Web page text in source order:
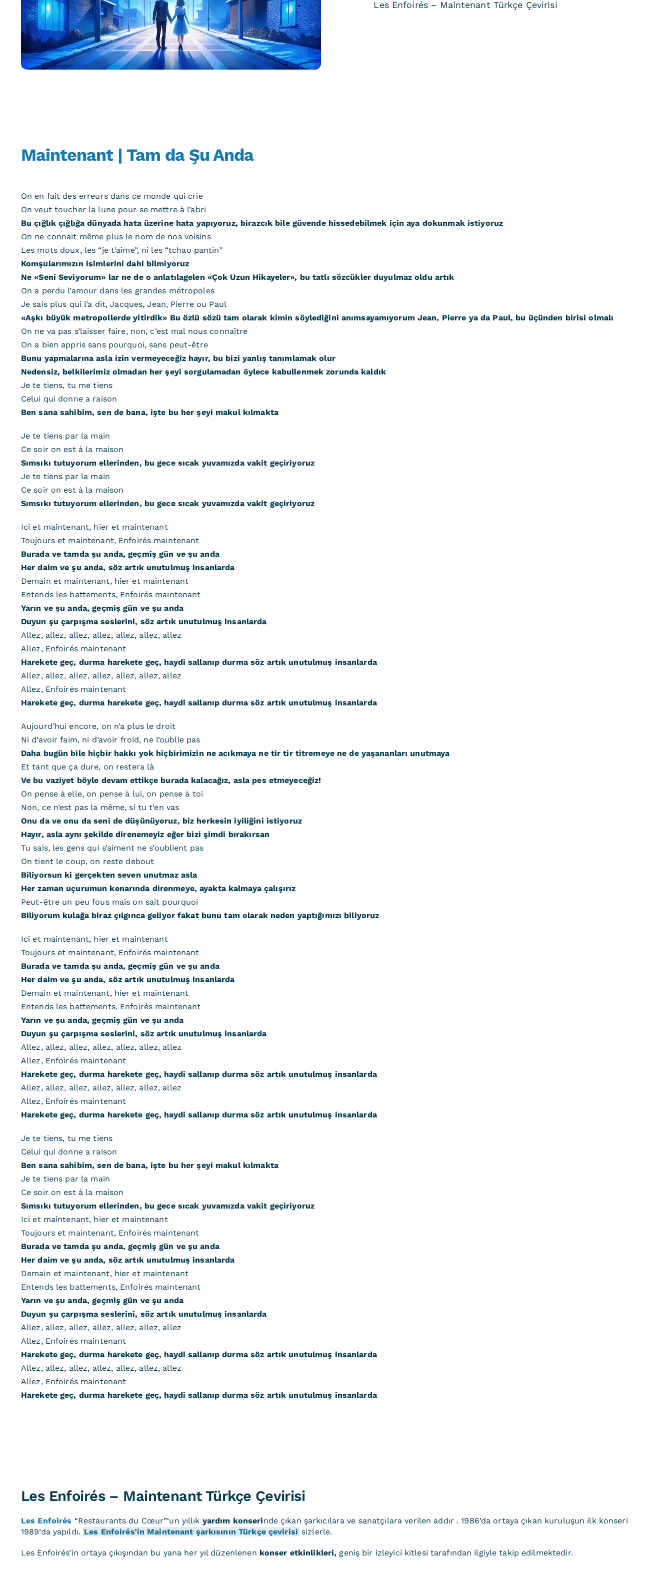
Les Enfoirés – Maintenant Türkçe Çevirisi
Maintenant | Tam da Şu Anda
On en fait des erreurs dans ce monde qui crie
On veut toucher la lune pour se mettre à l’abri
Bu çığlık çığlığa dünyada hata üzerine hata yapıyoruz, birazcık bile güvende hissedebilmek için aya dokunmak istiyoruz
On ne connait même plus le nom de nos voisins
Les mots doux, les “je t’aime”, ni les “tchao pantin”
Komşularımızın isimlerini dahi bilmiyoruz
Ne «Seni Seviyorum» lar ne de o anlatılagelen «Çok Uzun Hikayeler», bu tatlı sözcükler duyulmaz oldu artık
On a perdu l’amour dans les grandes métropoles
Je sais plus qui l’a dit, Jacques, Jean, Pierre ou Paul
«Aşkı büyük metropollerde yitirdik» Bu özlü sözü tam olarak kimin söylediğini anımsayamıyorum Jean, Pierre ya da Paul, bu üçünden birisi olmalı
On ne va pas s’laisser faire, non, c’est mal nous connaître
On a bien appris sans pourquoi, sans peut-être
Bunu yapmalarına asla izin vermeyeceğiz hayır, bu bizi yanlış tanımlamak olur
Nedensiz, belkilerimiz olmadan her şeyi sorgulamadan öylece kabullenmek zorunda kaldık
Je te tiens, tu me tiens
Celui qui donne a raison
Ben sana sahibim, sen de bana, işte bu her şeyi makul kılmakta
Je te tiens par la main
Ce soir on est à la maison
Sımsıkı tutuyorum ellerinden, bu gece sıcak yuvamızda vakit geçiriyoruz
Je te tiens par la main
Ce soir on est à la maison
Sımsıkı tutuyorum ellerinden, bu gece sıcak yuvamızda vakit geçiriyoruz
Ici et maintenant, hier et maintenant
Toujours et maintenant, Enfoirés maintenant
Burada ve tamda şu anda, geçmiş gün ve şu anda
Her daim ve şu anda, söz artık unutulmuş insanlarda
Demain et maintenant, hier et maintenant
Entends les battements, Enfoirés maintenant
Yarın ve şu anda, geçmiş gün ve şu anda
Duyun şu çarpışma seslerini, söz artık unutulmuş insanlarda
Allez, allez, allez, allez, allez, allez, allez
Allez, Enfoirés maintenant
Harekete geç, durma harekete geç, haydi sallanıp durma söz artık unutulmuş insanlarda
Allez, allez, allez, allez, allez, allez, allez
Allez, Enfoirés maintenant
Harekete geç, durma harekete geç, haydi sallanıp durma söz artık unutulmuş insanlarda
Aujourd’hui encore, on n’a plus le droit
Ni d’avoir faim, ni d’avoir froid, ne l’oublie pas
Daha bugün bile hiçbir hakkı yok hiçbirimizin ne acıkmaya ne tir tir titremeye ne de yaşananları unutmaya
Et tant que ça dure, on restera là
Ve bu vaziyet böyle devam ettikçe burada kalacağız, asla pes etmeyeceğiz!
On pense à elle, on pense à lui, on pense à toi
Non, ce n’est pas la même, si tu t’en vas
Onu da ve onu da seni de düşünüyoruz, biz herkesin iyiliğini istiyoruz
Hayır, asla aynı şekilde direnemeyiz eğer bizi şimdi bırakırsan
Tu sais, les gens qui s’aiment ne s’oublient pas
On tient le coup, on reste debout
Biliyorsun ki gerçekten seven unutmaz asla
Her zaman uçurumun kenarında direnmeye, ayakta kalmaya çalışırız
Peut-être un peu fous mais on sait pourquoi
Biliyorum kulağa biraz çılgınca geliyor fakat bunu tam olarak neden yaptığımızı biliyoruz
Ici et maintenant, hier et maintenant
Toujours et maintenant, Enfoirés maintenant
Burada ve tamda şu anda, geçmiş gün ve şu anda
Her daim ve şu anda, söz artık unutulmuş insanlarda
Demain et maintenant, hier et maintenant
Entends les battements, Enfoirés maintenant
Yarın ve şu anda, geçmiş gün ve şu anda
Duyun şu çarpışma seslerini, söz artık unutulmuş insanlarda
Allez, allez, allez, allez, allez, allez, allez
Allez, Enfoirés maintenant
Harekete geç, durma harekete geç, haydi sallanıp durma söz artık unutulmuş insanlarda
Allez, allez, allez, allez, allez, allez, allez
Allez, Enfoirés maintenant
Harekete geç, durma harekete geç, haydi sallanıp durma söz artık unutulmuş insanlarda
Je te tiens, tu me tiens
Celui qui donne a raison
Ben sana sahibim, sen de bana, işte bu her şeyi makul kılmakta
Je te tiens par la main
Ce soir on est à la maison
Sımsıkı tutuyorum ellerinden, bu gece sıcak yuvamızda vakit geçiriyoruz
Ici et maintenant, hier et maintenant
Toujours et maintenant, Enfoirés maintenant
Burada ve tamda şu anda, geçmiş gün ve şu anda
Her daim ve şu anda, söz artık unutulmuş insanlarda
Demain et maintenant, hier et maintenant
Entends les battements, Enfoirés maintenant
Yarın ve şu anda, geçmiş gün ve şu anda
Duyun şu çarpışma seslerini, söz artık unutulmuş insanlarda
Allez, allez, allez, allez, allez, allez, allez
Allez, Enfoirés maintenant
Harekete geç, durma harekete geç, haydi sallanıp durma söz artık unutulmuş insanlarda
Allez, allez, allez, allez, allez, allez, allez
Allez, Enfoirés maintenant
Harekete geç, durma harekete geç, haydi sallanıp durma söz artık unutulmuş insanlarda
Les Enfoirés – Maintenant Türkçe Çevirisi
Les Enfoirés “Restaurants du Cœur”‘un yıllık yardım konserinde çıkan şarkıcılara ve sanatçılara verilen addır . 1986’da ortaya çıkan kuruluşun ilk konseri
1989’da yapıldı. Les Enfoirés’in Maintenant şarkısının Türkçe çevirisi sizlerle.
Les Enfoirés’in ortaya çıkışından bu yana her yıl düzenlenen konser etkinlikleri, geniş bir izleyici kitlesi tarafından ilgiyle takip edilmektedir.